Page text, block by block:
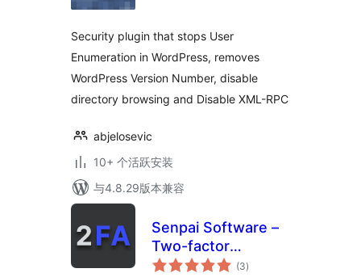
Security plugin that stops User
Enumeration in WordPress, removes
WordPress Version Number, disable
directory browsing and Disable XML-RPC
abjelosevic
10+ 个活跃安装
与4.8.29版本兼容
Senpai Software –
Two-factor
authentication
(3总
评)